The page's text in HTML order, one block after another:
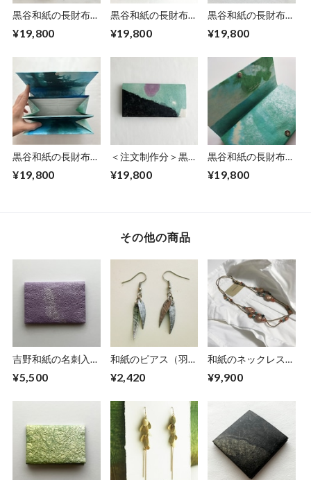
黒谷和紙の長財布
¥19,800
黒谷和紙の長財布
¥19,800
黒谷和紙の長財布
¥19,800
黒谷和紙の長財布
¥19,800
＜注文制作分＞黒谷
様】
¥19,800
黒谷和紙の長財布
¥19,800
その他の商品
吉野和紙の名刺入れ
¥5,500
和紙のピアス（羽）
¥2,420
和紙のネックレス
¥9,900